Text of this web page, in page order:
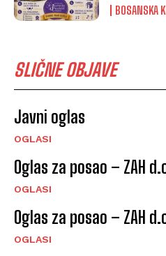
BOSANSKA
SLIČNE OBJAVE
Javni oglas
OGLASI
Oglas za posao – ZAH
OGLASI
Oglas za posao – ZAH
OGLASI